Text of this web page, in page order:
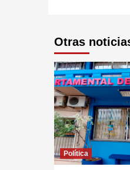
Otras
Política